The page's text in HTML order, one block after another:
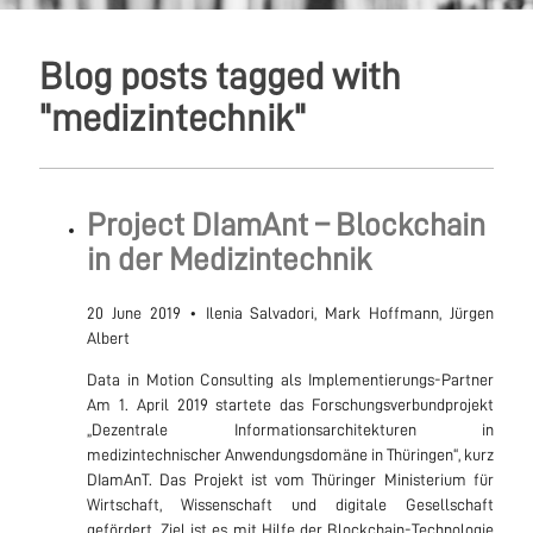
Blog posts tagged with
"medizintechnik"
Project DIamAnt – Blockchain
in der Medizintechnik
20 June 2019 •
Ilenia Salvadori, Mark Hoffmann, Jürgen
Albert
Data in Motion Consulting als Implementierungs-Partner
Am 1. April 2019 startete das Forschungsverbundprojekt
„Dezentrale Informationsarchitekturen in
medizintechnischer Anwendungsdomäne in Thüringen“, kurz
DIamAnT. Das Projekt ist vom Thüringer Ministerium für
Wirtschaft, Wissenschaft und digitale Gesellschaft
gefördert. Ziel ist es mit Hilfe der Blockchain-Technologie